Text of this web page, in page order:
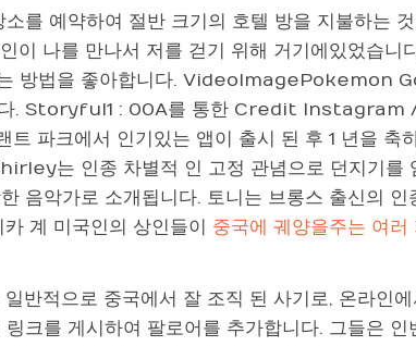
를 예약하여 절반 크기의 호텔 방을 지불하는
이 나를 만나서 저를 걷기 위해 거기에있었습니
방법을 좋아합니다. VideoImagePokemon
다. Storyful1 : 00A를 통한 Credit Instagram
크에서 인기있는 앱이 출시 된 후 1 년을 축
는 인종 차별적 인 고정 관념으로 던지기를
음악가로 소개됩니다. 토니는 브롱스 출신의 인
계 미국인의 상인들이 중국에 궤양을주는 여러
반적으로 중국에서 잘 조직 된 사기로, 온라인
크를 게시하여 팔로어를 추가합니다. 그들은 인